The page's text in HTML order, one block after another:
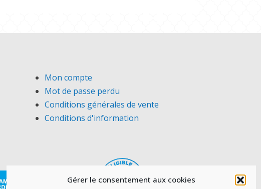
Gérer le consentement aux cookies
Mon compte
Mot de passe perdu
Conditions générales de vente
Conditions d'information